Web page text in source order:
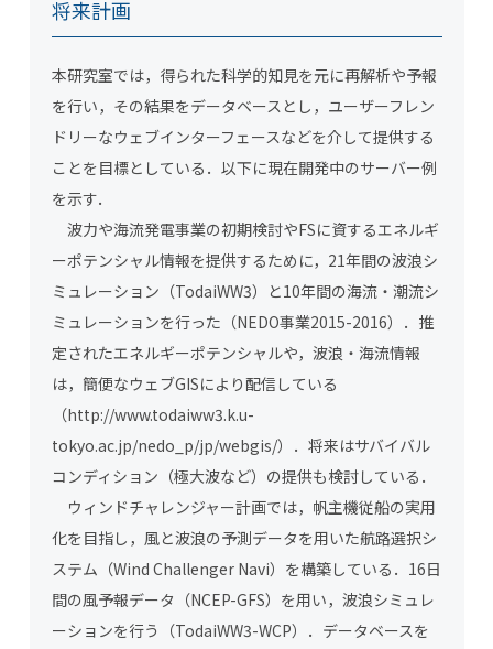
将来計画
本研究室では，得られた科学的知見を元に再解析や予報
を行い，その結果をデータベースとし，ユーザーフレン
ドリーなウェブインターフェースなどを介して提供する
ことを目標としている．以下に現在開発中のサーバー例
を示す．
波力や海流発電事業の初期検討やFSに資するエネルギ
ーポテンシャル情報を提供するために，21年間の波浪シ
ミュレーション（TodaiWW3）と10年間の海流・潮流シ
ミュレーションを行った（NEDO事業2015-2016）．推
定されたエネルギーポテンシャルや，波浪・海流情報
は，簡便なウェブGISにより配信している
（http://www.todaiww3.k.u-
tokyo.ac.jp/nedo_p/jp/webgis/）．将来はサバイバル
コンディション（極大波など）の提供も検討している．
ウィンドチャレンジャー計画では，帆主機従船の実用
化を目指し，風と波浪の予測データを用いた航路選択シ
ステム（Wind Challenger Navi）を構築している．16日
間の風予報データ（NCEP-GFS）を用い，波浪シミュレ
ーションを行う（TodaiWW3-WCP）．データベースを